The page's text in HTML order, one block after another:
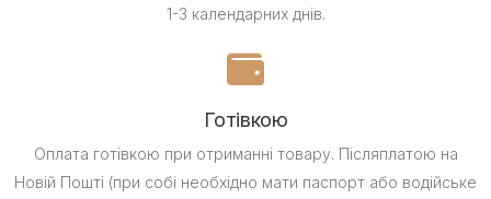
1-3 календарних днів.
Готівкою
Оплата готівкою при отриманні товару. Післяплатою на
Новій Пошті (при собі необхідно мати паспорт або водійське